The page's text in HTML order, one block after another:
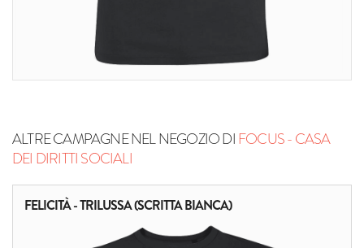
ALTRE CAMPAGNE NEL NEGOZIO DIFOCUS - CASA
DEI DIRITTI SOCIALI
FELICITÀ - TRILUSSA (SCRITTA BIANCA)